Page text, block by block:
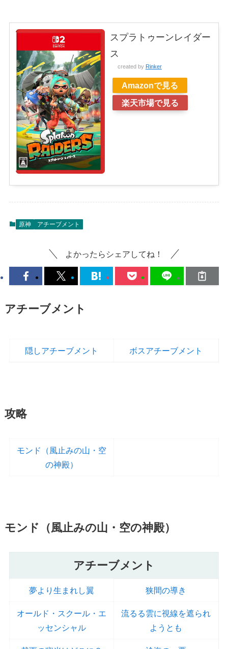
スプラトゥーンレイダー
ス
created by Rinker
Amazonで見る
楽天市場で見る
原神 アチーブメント
よかったらシェアしてね！
アチーブメント
隠しアチーブメント ボスアチーブメント
攻略
モンド（風止みの山・空
の神殿）
モンド（風止みの山・空の神殿）
アチーブメント
夢より生まれし翼 狭間の導き
オールド・スクール・エ
ッセンシャル
流るる雲に視線を遮られ
ようとも